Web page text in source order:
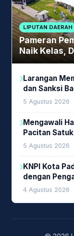
LIPUTAN DAERAH
Pameran
Naik Kelas,
Lokal Jadi
Larangan
dan Sanksi
5 Agustus 2026
Mengawali
Pacitan
5 Agustus 2026
KNPI Kota
dengan
4 Agustus 2026